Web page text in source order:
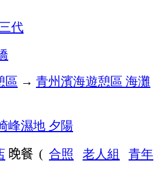
代
區 → 青州濱海遊憩區 海灘
峰濕地 夕陽
晚餐 ( 合照 老人組
青年